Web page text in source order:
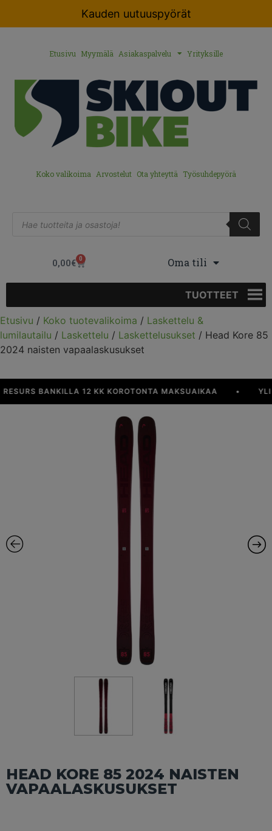
Kauden uutuuspyörät
Etusivu Myymälä Asiakaspalvelu Yrityksille
Koko valikoima Arvostelut Ota yhteyttä Työsuhdepyörä
0,00€ 0 Oma tili
TUOTTEET
Etusivu / Koko tuotevalikoima / Laskettelu &
lumilautailu / Laskettelu / Laskettelusukset / Head Kore 85
2024 naisten vapaalaskusukset
BANKILLA 12 KK KOROTONTA MAKSUAIKAA YLI
HEAD KORE 85 2024 NAISTEN
VAPAALASKUSUKSET